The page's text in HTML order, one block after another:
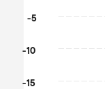
-15
-10
-5